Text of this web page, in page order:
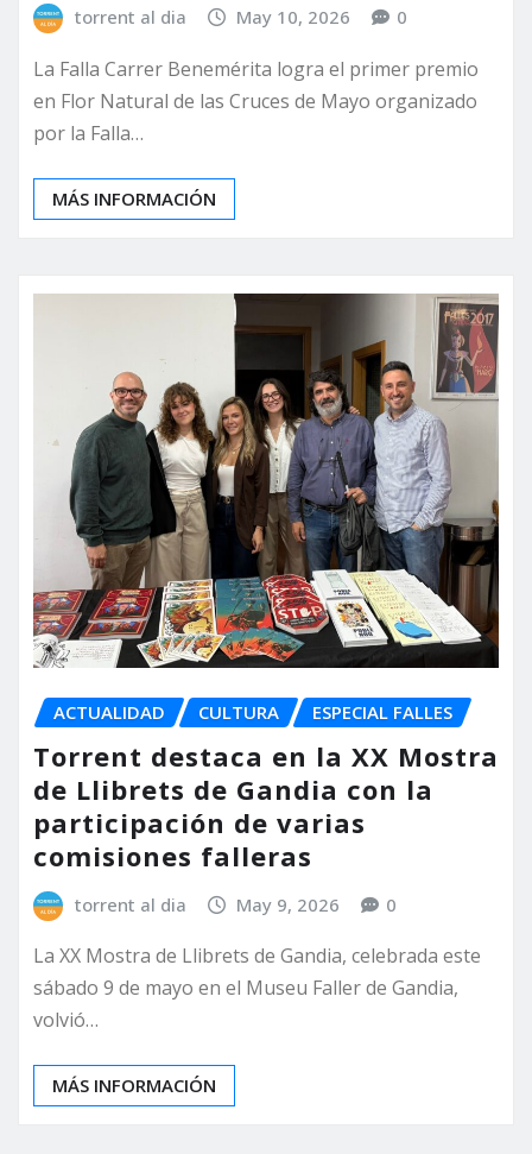
torrent al dia May 10, 2026 0
La Falla Carrer Benemérita logra el primer premio
en Flor Natural de las Cruces de Mayo organizado
por la Falla…
MÁS INFORMACIÓN
ACTUALIDAD CULTURA ESPECIAL FALLES
Torrent destaca en la XX Mostra
de Llibrets de Gandia con la
participación de varias
comisiones falleras
torrent al dia May 9, 2026 0
La XX Mostra de Llibrets de Gandia, celebrada este
sábado 9 de mayo en el Museu Faller de Gandia,
volvió…
MÁS INFORMACIÓN